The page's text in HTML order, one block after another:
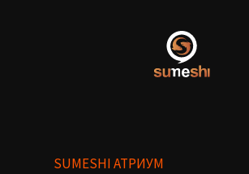
SUMESHI АТРИУМ